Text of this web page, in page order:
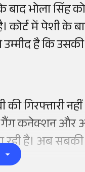
भोला सिंह
कोर्ट में पेशी के
है कि
गिरफ्तारी
गैंग कनेक्शन
है। अब सबकी
है।